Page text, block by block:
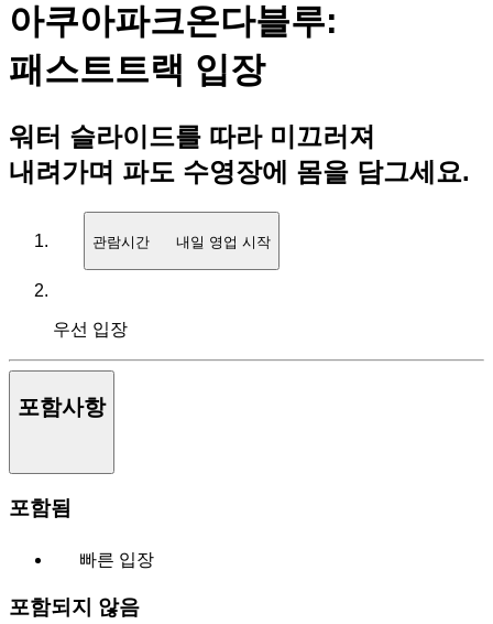
아쿠아파크온다블루:
패스트트랙 입장
워터 슬라이드를 따라 미끄러져
내려가며 파도 수영장에 몸을 담그세요.
관람시간 내일 영업 시작
우선 입장
포함사항
포함됨
빠른 입장
포함되지 않음